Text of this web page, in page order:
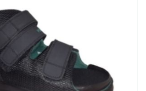
110 mm
Paar
Température ambiante (15°C -